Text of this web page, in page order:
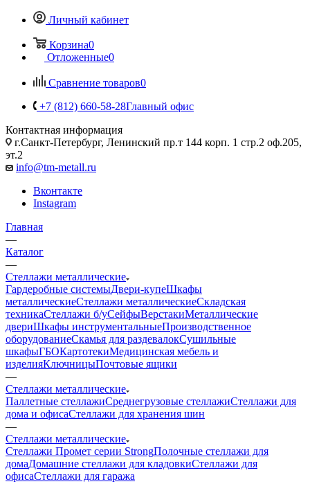
Личный кабинет
Корзина0
Отложенные0
Сравнение товаров0
+7 (812) 660-58-28Главный офис
Контактная информация
г.Санкт-Петербург, Ленинский пр.т 144 корп. 1 стр.2 оф.205,
эт.2
info@tm-metall.ru
Вконтакте
Instagram
Главная
—
Каталог
—
Стеллажи металлические
Гардеробные системыДвери-купеШкафы
металлическиеСтеллажи металлическиеСкладская
техникаСтеллажи б/уСейфыВерстакиМеталлические
двериШкафы инструментальныеПроизводственное
оборудованиеСкамья для раздевалокСушильные
шкафыГБОКартотекиМедицинская мебель и
изделияКлючницыПочтовые ящики
—
Стеллажи металлические
Паллетные стеллажиСреднегрузовые стеллажиСтеллажи для
дома и офисаСтеллажи для хранения шин
—
Стеллажи металлические
Стеллажи Промет серии StrongПолочные стеллажи для
домаДомашние стеллажи для кладовкиСтеллажи для
офисаСтеллажи для гаража